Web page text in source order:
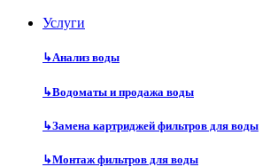
Услуги
↳Анализ воды
↳Водоматы и продажа воды
↳Замена картриджей фильтров для воды
↳Монтаж фильтров для воды